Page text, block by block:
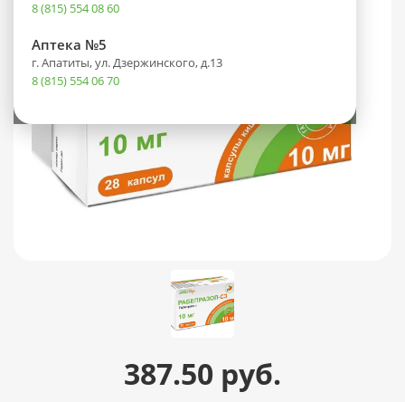
8 (815) 554 08 60
Аптека №5
г. Апатиты, ул. Дзержинского, д.13
8 (815) 554 06 70
387.50 руб.